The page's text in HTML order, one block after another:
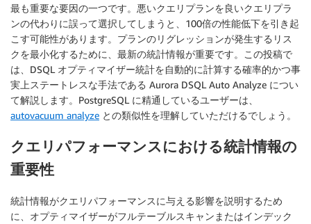
最も重要な要因の一つです。悪いクエリプランを良いクエリプラ
ンの代わりに誤って選択してしまうと、100倍の性能低下を引き起
こす可能性があります。プランのリグレッションが発生するリス
クを最小化するために、最新の統計情報が重要です。この投稿で
は、DSQL オプティマイザー統計を自動的に計算する確率的かつ事
実上ステートレスな手法である Aurora DSQL Auto Analyze につい
て解説します。PostgreSQL に精通しているユーザーは、
autovacuum analyze との類似性を理解していただけるでしょう。
クエリパフォーマンスにおける統計情報の
重要性
統計情報がクエリパフォーマンスに与える影響を説明するため
に、オプティマイザーがフルテーブルスキャンまたはインデック